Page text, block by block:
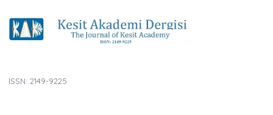
ISSN: 2149-9225